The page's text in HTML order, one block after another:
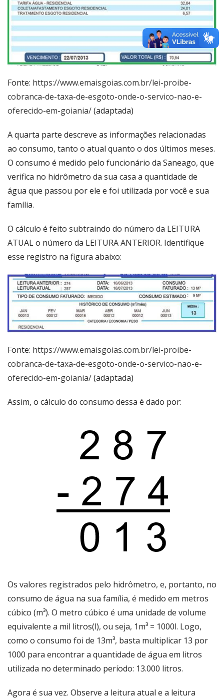
Fonte: https://www.emaisgoias.com.br/lei-proibe-
cobranca-de-taxa-de-esgoto-onde-o-servico-nao-e-
oferecido-em-goiania/(adaptada)
A quarta parte descreve as informações relacionadas
ao consumo, tanto o atual quanto o dos últimos meses.
O consumo é medido pelo funcionário da Saneago, que
verifica no hidrômetro da sua casa a quantidade de
água que passou por ele e foi utilizada por você e sua
família.
O cálculo é feito subtraindo do número da LEITURA
ATUAL o número da LEITURA ANTERIOR. Identifique
esse registro na figura abaixo:
Fonte: https://www.emaisgoias.com.br/lei-proibe-
cobranca-de-taxa-de-esgoto-onde-o-servico-nao-e-
oferecido-em-goiania/(adaptada)
Assim, o cálculo do consumo dessa é dado por:
Os valores registrados pelo hidrômetro, e, portanto, no
consumo de água na sua família, é medido em metros
cúbico (m³). O metro cúbico é uma unidade de volume
equivalente a mil litros(l), ou seja, 1m³ = 1000l. Logo,
como o consumo foi de 13m³, basta multiplicar 13 por
1000 para encontrar a quantidade de água em litros
utilizada no determinado período: 13.000 litros.
Agora é sua vez. Observe a leitura atual e a leitura